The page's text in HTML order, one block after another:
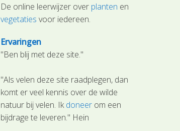
De online leerwijzer over planten en
vegetaties voor iedereen.
Ervaringen
"Ben blij met deze site."
"Als velen deze site raadplegen, dan
komt er veel kennis over de wilde
natuur bij velen. Ikdoneer om een
bijdrage te leveren." Hein